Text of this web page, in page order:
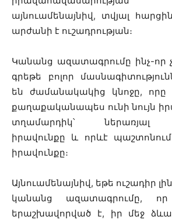
այնուամենայնիվ, տվյալ
արժանի է ուշադրության։
Կանանց ազատագրումը ինչ-որ
գրեթե բոլոր
են ժամանակակից կնոջը, որը
քաղաքականապես ունի նույն
տղամարդիկ՝ ներառյալ
իրավունքը և որևէ
իրավունքը։
Այնուամենայնիվ, եթե ուշադիր
կանանց ազատագրումը, որ
երաշխավորված է, իր մեջ